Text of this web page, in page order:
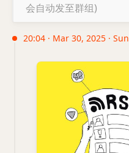
会自动发至群组)
20:04 · Mar 30, 2025 · Sun